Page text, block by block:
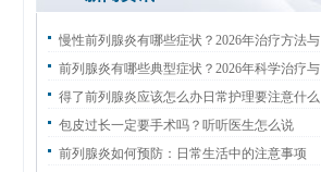
慢性前列腺炎有哪些症状？2026年治疗方法与
日常预防指南
前列腺炎有哪些典型症状？2026年科学治疗与
预防复发指南
得了前列腺炎应该怎么办日常护理要注意什么
包皮过长一定要手术吗？听听医生怎么说
前列腺炎如何预防：日常生活中的注意事项